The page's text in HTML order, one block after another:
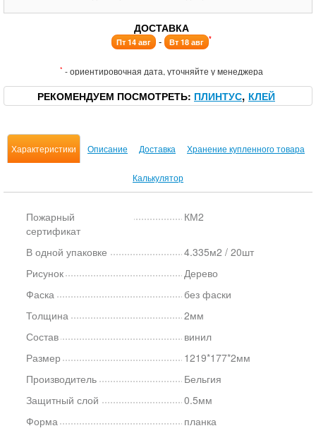
ДОСТАВКА
Пт 14 авг - Вт 18 авг *
* - ориентировочная дата, уточняйте у менеджера
РЕКОМЕНДУЕМ ПОСМОТРЕТЬ ПЛИНТУС КЛЕЙ
Характеристики Описание Доставка Хранение купленного товара
Калькулятор
Пожарный
сертификат
КМ2
В одной упаковке
4.335м2 / 20шт
Рисунок
Дерево
Фаска
без фаски
Толщина
2мм
Состав
винил
Размер
1219*177*2мм
Производитель
Бельгия
Защитный слой
0.5мм
Форма
планка